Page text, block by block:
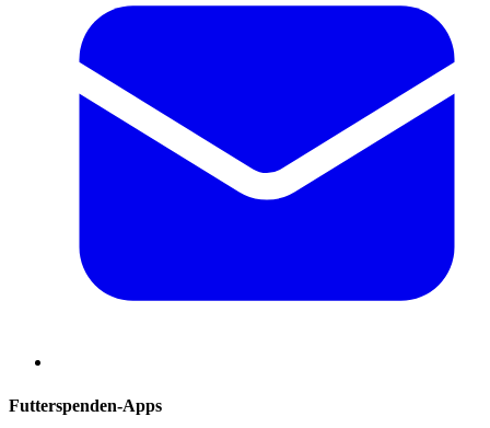
Futterspenden-Apps